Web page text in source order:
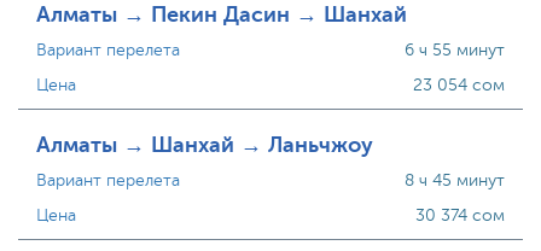
Алматы → Пекин Дасин → Шанхай
Вариант перелета
Цена
6 ч 55 минут
23 054 сом
Алматы → Шанхай → Ланьчжоу
Вариант перелета
Цена
8 ч 45 минут
30 374 сом